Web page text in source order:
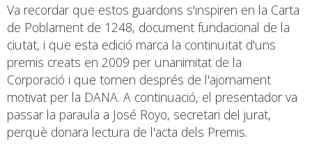
Va recordar que estos guardons s'inspiren en la Carta
de Poblament de 1248, document fundacional de la
ciutat, i que esta edició marca la continuïtat d'uns
premis creats en 2009 per unanimitat de la
Corporació i que tornen després de l'ajornament
motivat per la DANA. A continuació, el presentador va
passar la paraula a José Royo, secretari del jurat,
perquè donara lectura de l'acta dels Premis.